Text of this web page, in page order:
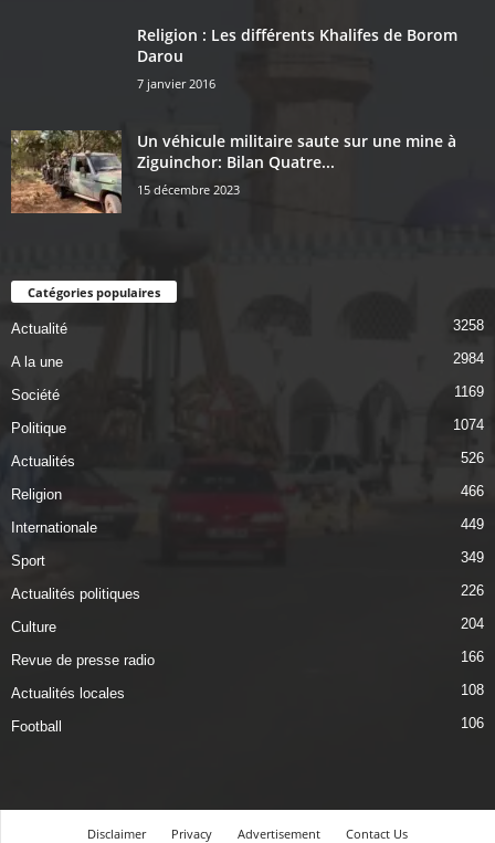
Religion : Les différents Khalifes de Borom
Darou
7 janvier 2016
Un véhicule militaire saute sur une mine à
Ziguinchor: Bilan Quatre...
15 décembre 2023
Catégories populaires
Actualité 3258
A la une 2984
Société 1169
Politique 1074
Actualités 526
Religion 466
Internationale 449
Sport 349
Actualités politiques 226
Culture 204
Revue de presse radio 166
Actualités locales 108
Football 106
Disclaimer Privacy Advertisement Contact Us